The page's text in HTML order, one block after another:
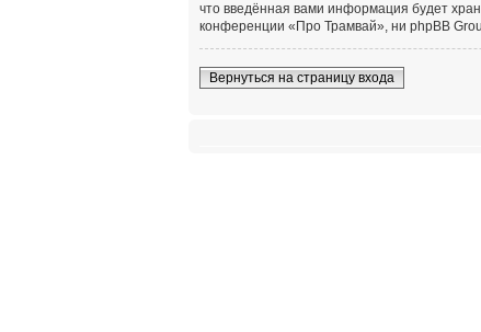
что введённая вами информация будет
конференции «Про Трамвай», ни phpBB
Вернуться на страницу входа